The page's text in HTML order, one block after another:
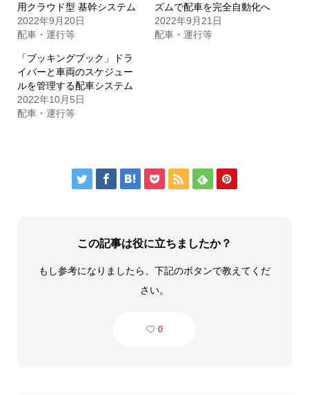
用クラウド型 基幹システム
2022年9月20日
配車・運行等
ズムで配車を完全自動化へ
2022年9月21日
配車・運行等
「ブッキングブック」ドラ
イバーと車両のスケジュー
ルを管理する配車システム
2022年10月5日
配車・運行等
      
この記事は役に立ちましたか？
もし参考になりましたら、下記のボタンで教えてくだ
さい。
0